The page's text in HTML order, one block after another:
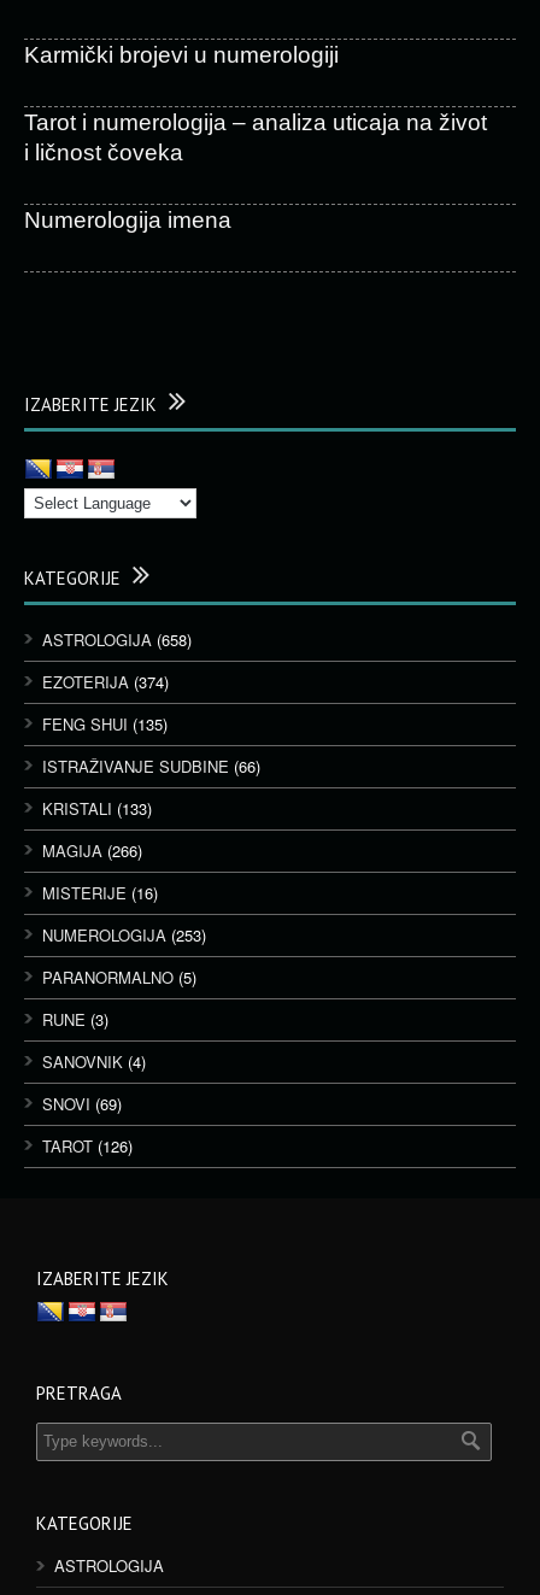
Karmički brojevi u numerologiji
Tarot i numerologija – analiza uticaja na život
i ličnost čoveka
Numerologija imena
IZABERITE JEZIK
KATEGORIJE
ASTROLOGIJA (658)
EZOTERIJA (374)
FENG SHUI (135)
ISTRAŽIVANJE SUDBINE (66)
KRISTALI (133)
MAGIJA (266)
MISTERIJE (16)
NUMEROLOGIJA (253)
PARANORMALNO (5)
RUNE (3)
SANOVNIK (4)
SNOVI (69)
TAROT (126)
IZABERITE JEZIK
PRETRAGA
KATEGORIJE
ASTROLOGIJA